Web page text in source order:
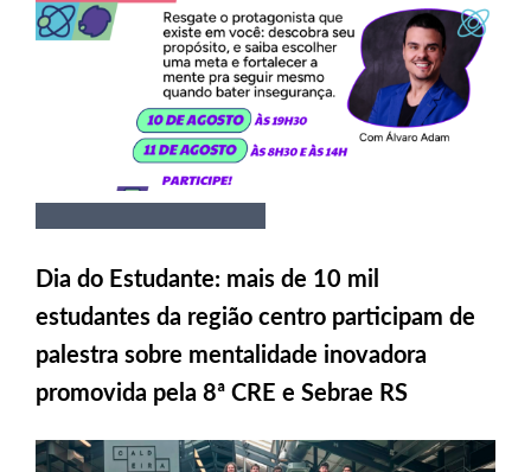
Dia do Estudante: mais de 10 mil
estudantes da região centro participam de
palestra sobre mentalidade inovadora
promovida pela 8ª CRE e Sebrae RS